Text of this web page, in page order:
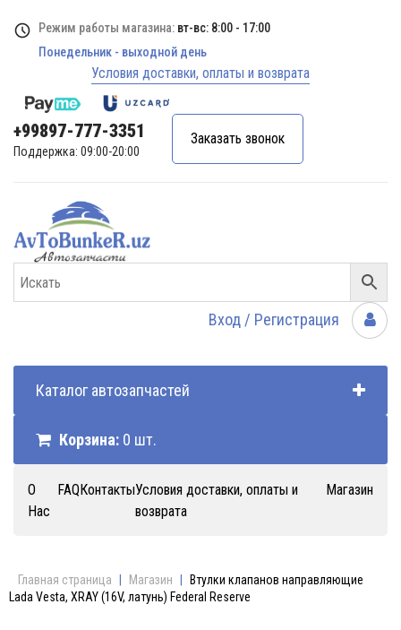
Режим работы магазина: вт-вс: 8:00 - 17:00
Понедельник - выходной день
Условия доставки, оплаты и возврата
+99897-777-3351
Поддержка: 09:00-20:00
Заказать звонок
Вход / Регистрация
Каталог автозапчастей
Корзина: 0 шт.
О
Нас
FAQКонтактыУсловия доставки, оплаты и
возврата
Магазин
Главная страница Магазин
Втулки клапанов направляющие
Lada Vesta, XRAY (16V, латунь) Federal Reserve